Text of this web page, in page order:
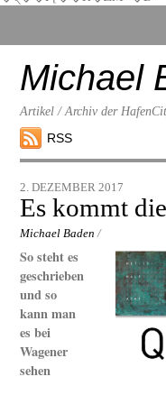
down
contentMichael
Artikel / Archiv der
RSS
2. DEZEMBER 2017
Es kommt
Michael Baden /
So steht es
geschrieben
und so
kann man
es bei
Wagener
sehen